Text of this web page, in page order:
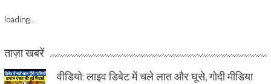
loading...
ताज़ा खबरें
वीडियो: लाइव डिबेट में चले लात और घूसे, गोदी मीडिया